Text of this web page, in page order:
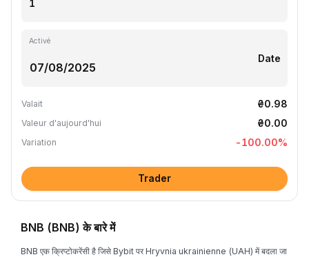
Activé
Date
Valait ₴0.98
Valeur d'aujourd'hui ₴0.00
Variation -100.00%
Trader
BNB (BNB) के बारे में
BNB एक क्रिप्टोकरेंसी है जिसे Bybit पर Hryvnia ukrainienne (UAH) में बदला जा